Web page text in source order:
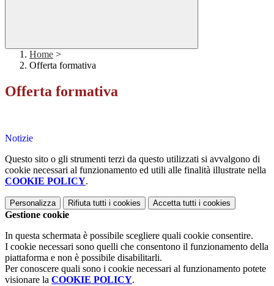
Home >
Offerta formativa
Offerta formativa
Notizie
Questo sito o gli strumenti terzi da questo utilizzati si avvalgono di
cookie necessari al funzionamento ed utili alle finalità illustrate nella
COOKIE POLICY.
Personalizza Rifiuta tutti i cookies Accetta tutti i cookies
Gestione cookie
In questa schermata è possibile scegliere quali cookie consentire.
I cookie necessari sono quelli che consentono il funzionamento della
piattaforma e non è possibile disabilitarli.
Per conoscere quali sono i cookie necessari al funzionamento potete
visionare la COOKIE POLICY.